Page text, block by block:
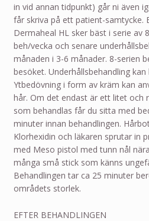
in vid annan tidpunkt) går ni även
får skriva på ett patient-samtycke.
Dermaheal HL sker bäst i serie av
beh/vecka och senare
månaden i 3-6 månader. 8-serien
besöket. Underhållsbehandling
Ytbedövning i form av kräm kan
hår. Om det endast är ett litet och
som behandlas får du sitta med
minuter innan behandlingen.
Klorhexidin och läkaren sprutar in
med Meso pistol med tunn nål
många små stick som känns
Behandlingen tar ca 25 minuter
områdets storlek.
EFTER BEHANDLINGEN